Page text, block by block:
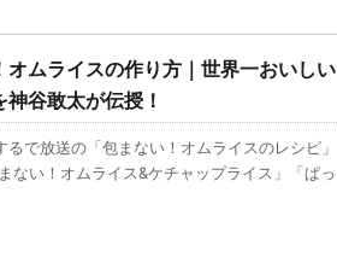
オムライスの作り方｜世界一おいしい
谷敢太が伝授！
で放送の「包まない！オムライスのレシピ」
ない！オムライス&ケチャップライス」「ぱっ